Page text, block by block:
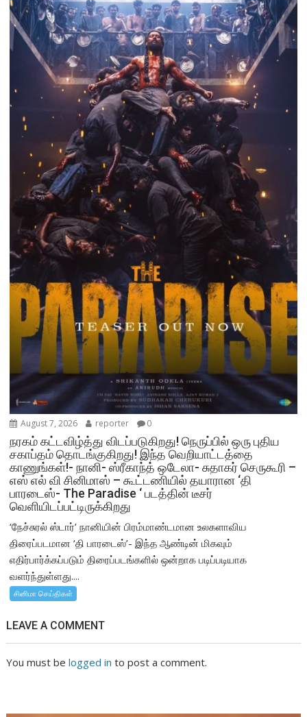
August 7, 2026 reporter 0
நரகம் கட்டவிழ்த்து விடப்படுகிறது! நெருப்பில் ஒரு புதிய
சகாப்தம் தொடங்குகிறது! இந்த வெறியாட்டத்தை
காணுங்கள்!- நானி- ஸ்ரீகாந்த் ஒடேலா- சுதாகர் செருகூரி –
எஸ் எல் வி சினிமாஸ் – கூட்டணியில் தயாரான ‘தி
பாரடைஸ்- The Paradise ‘ படத்தின் டீசர்
வெளியிடப்பட்டிருக்கிறது
‘நேச்சுரல் ஸ்டார்’ நானியின் பிரம்மாண்டமான உலகளாவிய
திரைப்படமான ‘தி பாரடைஸ்’- இந்த ஆண்டின் மிகவும்
எதிர்பார்க்கப்படும் திரைப்படங்களில் ஒன்றாக படிப்படியாக
வளர்ந்துள்ளது....
சினிமா செய்திகள்
LEAVE A COMMENT
You must belogged in to post a comment.